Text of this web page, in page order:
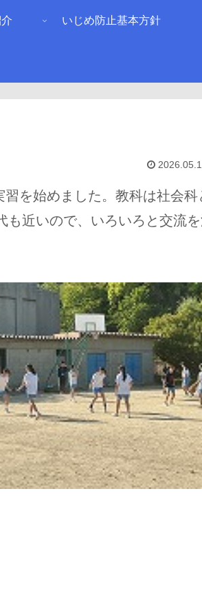
いじめ防止基本方針
を始めました。教科は社会科
近いので、いろいろと交流